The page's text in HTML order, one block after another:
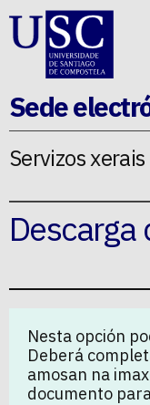
Ir ao contido da
Sede
Servizos xerais
Nesta opción
Deberá
amosan na
documento